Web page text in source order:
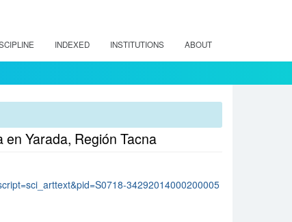
INDEXED INSTITUTIONS ABOUT
Yarada, Región Tacna
34292014000200005